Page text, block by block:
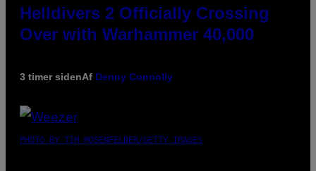
Helldivers 2 Officially Crossing
Over with Warhammer 40,000
3 timer sidenAf Denny Connolly
PHOTO BY TIM MOSENFELDER/GETTY IMAGES